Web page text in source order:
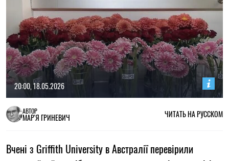
20:00, 18.05.2026
АВТОР
МАР'Я ГРИНЕВИЧ ЧИТАТЬ НА РУССКОМ
Вчені з Griffith University в Австралії перевірили